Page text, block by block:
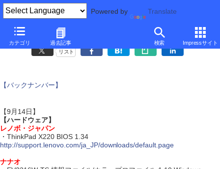
Powered by Translate
カテゴリ 過去記事 検索 Impressサイト
リスト
【バックナンバー】
【9月14日】
【ハードウェア】
レノボ・ジャパン
・ThinkPad X220 BIOS 1.34
http://support.lenovo.com/ja_JP/downloads/default.page
ナナオ